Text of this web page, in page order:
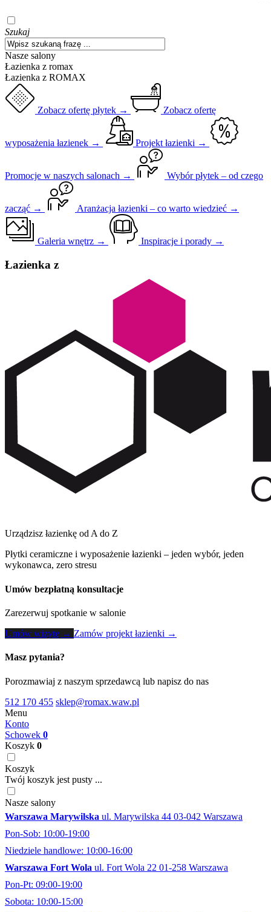
Szukaj
Nasze salony
Łazienka z romax
Łazienka z ROMAX
Zobacz ofertę płytek → Zobacz ofertę
wyposażenia łazienek → Projekt łazienki →
Promocje w naszych salonach → Wybór płytek – od czego
zacząć → Aranżacja łazienki – co warto wiedzieć →
Galeria wnętrz → Inspiracje i porady →
Łazienka z
Urządzisz łazienkę od A do Z
Płytki ceramiczne i wyposażenie łazienki – jeden wybór, jeden
wykonawca, zero stresu
Umów bezpłatną konsultacje
Zarezerwuj spotkanie w salonie
Umów wizytę → Zamów projekt łazienki →
Masz pytania?
Porozmawiaj z naszym sprzedawcą lub napisz do nas
512 170 455 sklep@romax.waw.pl
Menu
Konto
Schowek 0
Koszyk 0
Koszyk
Twój koszyk jest pusty ...
Nasze salony
Warszawa Marywilska ul. Marywilska 44 03-042 Warszawa
Pon-Sob: 10:00-19:00
Niedziele handlowe: 10:00-16:00
Warszawa Fort Wola ul. Fort Wola 22 01-258 Warszawa
Pon-Pt: 09:00-19:00
Sobota: 10:00-15:00